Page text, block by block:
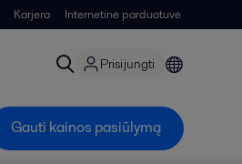
Karjera Internetinė parduotuvė
Prisijungti
Gauti kainos pasiūlymą